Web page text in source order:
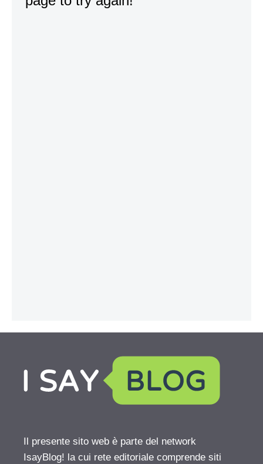
Il presente sito web è parte del network
IsayBlog! la cui rete editoriale comprende siti